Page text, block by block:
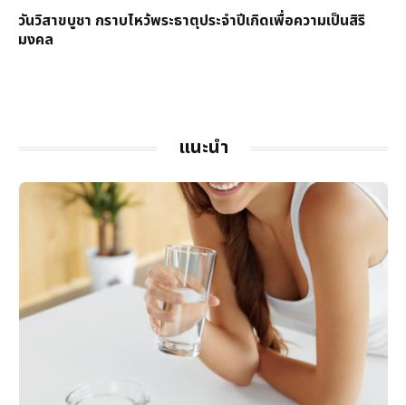
วันวิสาขบูชา กราบไหว้พระธาตุประจำปีเกิดเพื่อความเป็นสิริ
มงคล
แนะนำ